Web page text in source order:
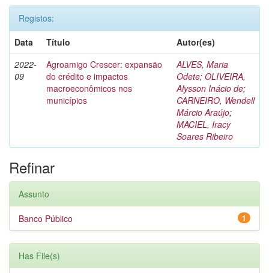
Registos:
Data
Título
Autor(es)
2022-
09
Agroamigo Crescer: expansão
do crédito e impactos
macroeconômicos nos
municípios
ALVES, Maria
Odete; OLIVEIRA,
Alysson Inácio de;
CARNEIRO, Wendell
Márcio Araújo;
MACIEL, Iracy
Soares Ribeiro
Refinar
Assunto
1
Banco Público
Has File(s)